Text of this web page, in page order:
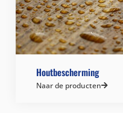
Houtbescherming
Naar de producten